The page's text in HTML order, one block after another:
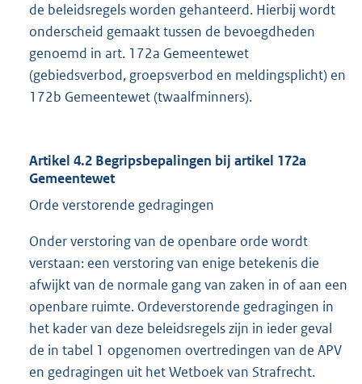
de beleidsregels worden gehanteerd. Hierbij wordt
onderscheid gemaakt tussen de bevoegdheden
genoemd in art. 172a Gemeentewet
(gebiedsverbod, groepsverbod en meldingsplicht) en
172b Gemeentewet (twaalfminners).
Artikel 4.2 Begripsbepalingen bij artikel 172a
Gemeentewet
Orde verstorende gedragingen
Onder verstoring van de openbare orde wordt
verstaan: een verstoring van enige betekenis die
afwijkt van de normale gang van zaken in of aan een
openbare ruimte. Ordeverstorende gedragingen in
het kader van deze beleidsregels zijn in ieder geval
de in tabel 1 opgenomen overtredingen van de APV
en gedragingen uit het Wetboek van Strafrecht.